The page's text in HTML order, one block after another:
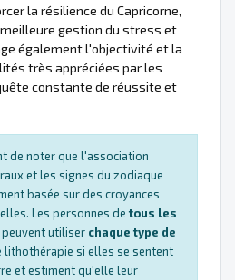
la résilience du Capricorne,
gestion du stress et
également l'objectivité et la
très appréciées par les
constante de réussite et
de noter que l'association
et les signes du zodiaque
basée sur des croyances
Les personnes de tous les
peuvent utiliser chaque type de
lithothérapie si elles se sentent
et estiment qu'elle leur